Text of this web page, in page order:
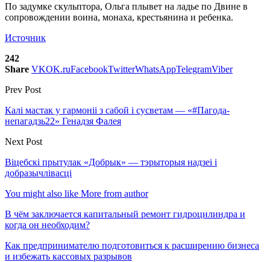
По задумке скульптора, Ольга плывет на ладье по Двине в
сопровождении воина, монаха, крестьянина и ребенка.
Источник
242
Share VKOK.ruFacebookTwitterWhatsAppTelegramViber
Prev Post
Калі мастак у гармоніі з сабой і сусветам — «#Пагода-
непагадзь22» Генадзя Фалея
Next Post
Віцебскі прытулак «‎Добрык»‎ — тэрыторыя надзеі і
добразычлівасці
You might also like More from author
В чём заключается капитальный ремонт гидроцилиндра и
когда он необходим?
Как предпринимателю подготовиться к расширению бизнеса
и избежать кассовых разрывов